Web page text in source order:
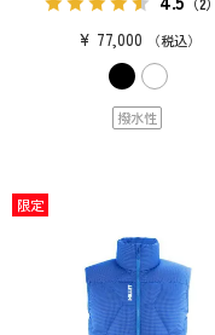
¥ 77,000 税込
撥水性
限定